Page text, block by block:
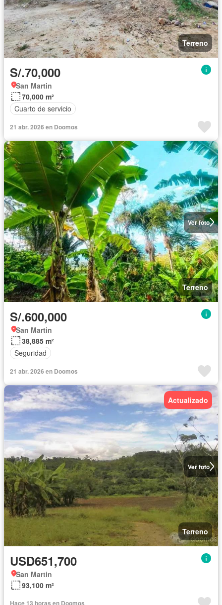
Terreno
S/.70,000
San Martin
70,000 m²
Cuarto de servicio
21 abr. 2026 en Doomos
Ver foto
Terreno
S/.600,000
San Martin
38,885 m²
Seguridad
21 abr. 2026 en Doomos
Ver foto
Actualizado
Terreno
USD651,700
San Martin
93,100 m²
Hace 13 horas en Doomos